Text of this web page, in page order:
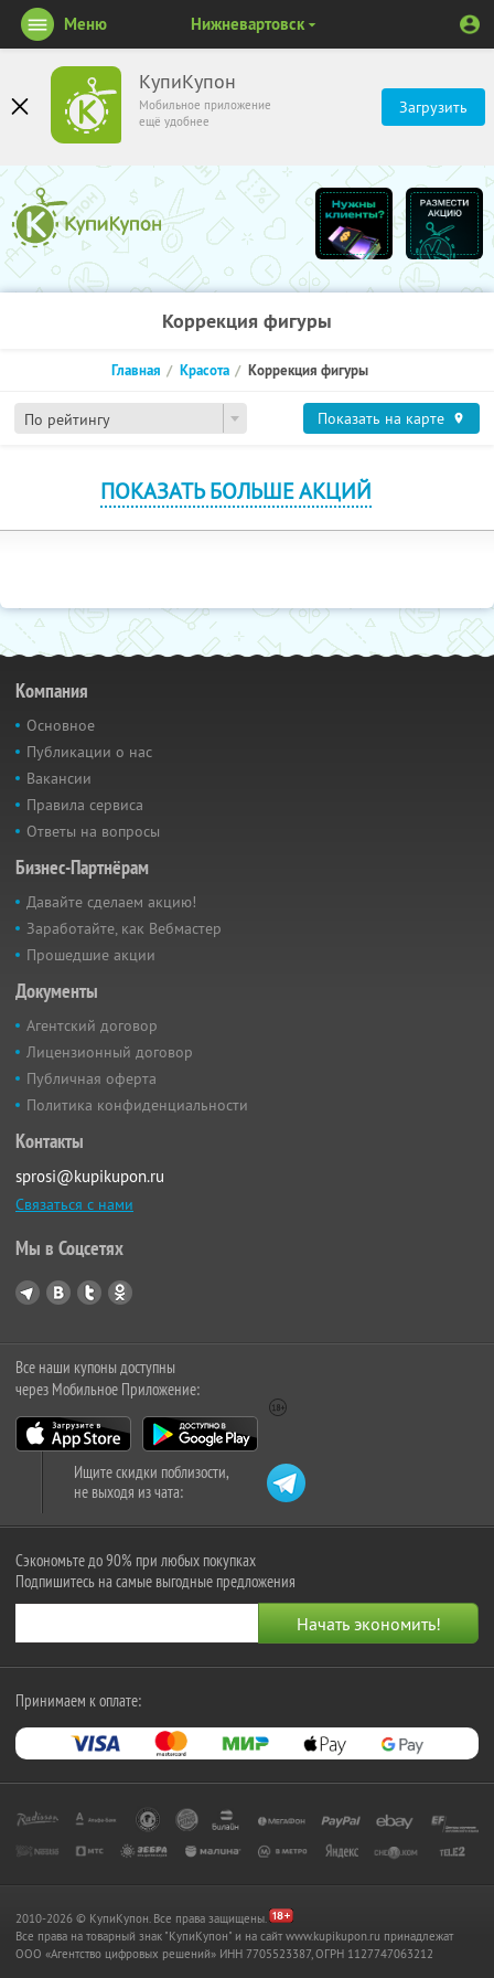
КупиКупон
Мобильное приложение
ещё удобнее
Загрузить
Меню Нижневартовск
Коррекция фигуры
По рейтингу
Главная Красота Коррекция фигуры
Показать на карте
ПОКАЗАТЬ БОЛЬШЕ АКЦИЙ
Компания
Основное
Публикации о нас
Вакансии
Правила сервиса
Ответы на вопросы
Бизнес-Партнёрам
Давайте сделаем акцию!
Заработайте, как Вебмастер
Прошедшие акции
Документы
Агентский договор
Лицензионный договор
Публичная оферта
Политика конфиденциальности
Контакты
sprosi@kupikupon.ru
Связаться с нами
Мы в Соцсетях
Все наши купоны доступны
через Мобильное Приложение:
Ищите скидки поблизости,
не выходя из чата:
Сэкономьте до 90% при любых покупках
Подпишитесь на самые выгодные предложения
Принимаем к оплате:
2010-2026 © КупиКупон. Все права защищены.
Все права на товарный знак "КупиКупон" и на сайт www.kupikupon.ru принадлежат
OOO «Агентство цифровых решений» ИНН 7705523387, ОГРН 1127747063212